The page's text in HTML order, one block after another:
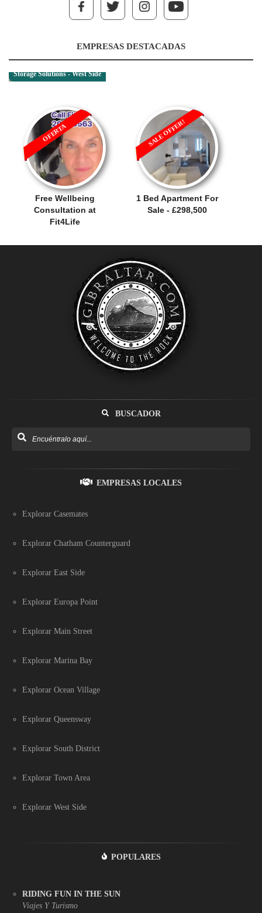
EMPRESAS DESTACADAS
Storage Solutions - West Side
Free Wellbeing
Consultation at
Fit4Life
OFERTA
1 Bed Apartment For
Sale - £298,500
SALE OFFER!
BUSCADOR
EMPRESAS LOCALES
Explorar Casemates
Explorar Chatham Counterguard
Explorar East Side
Explorar Europa Point
Explorar Main Street
Explorar Marina Bay
Explorar Ocean Village
Explorar Queensway
Explorar South District
Explorar Town Area
Explorar West Side
POPULARES
RIDING FUN IN THE SUN
Viajes Y Turismo